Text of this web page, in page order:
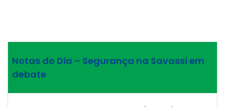
Notas do Dia – Segurança na Savassi em
debate